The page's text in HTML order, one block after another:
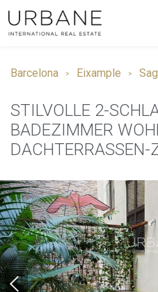
Barcelona Eixample
STILVOLLE 2-
BADEZIMMER
DACHTERRASSEN-